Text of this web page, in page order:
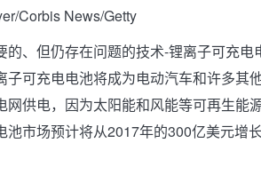
Corbis News/Getty
的、但仍存在问题的技术-锂离子可充电
可充电电池将成为电动汽车和许多其
网供电，因为太阳能和风能等可再生能
池市场预计将从2017年的300亿美元增